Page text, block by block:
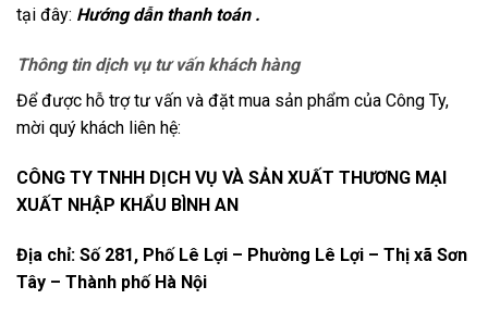
tại đây: Hướng dẫn thanh toán .
Thông tin dịch vụ tư vấn khách hàng
Để được hỗ trợ tư vấn và đặt mua sản phẩm của Công Ty,
mời quý khách liên hệ:
CÔNG TY TNHH DỊCH VỤ VÀ SẢN XUẤT THƯƠNG MẠI
XUẤT NHẬP KHẨU BÌNH AN
Địa chỉ: Số 281, Phố Lê Lợi – Phường Lê Lợi – Thị xã Sơn
Tây – Thành phố Hà Nội